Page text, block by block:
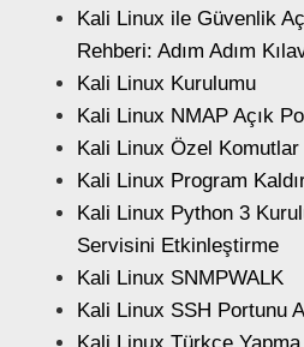
Kali Linux ile Güvenlik
Rehberi: Adım Adım
Kali Linux Kurulumu
Kali Linux NMAP Açık
Kali Linux Özel Komutlar
Kali Linux Program
Kali Linux Python 3
Servisini Etkinleştirme
Kali Linux SNMPWALK
Kali Linux SSH Portunu